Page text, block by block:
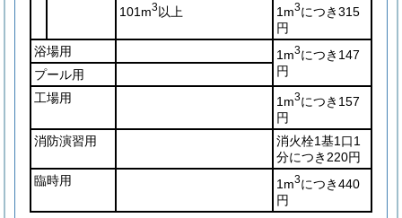
101m3以上 1m3につき315
円
浴場用
1m3につき147
円
プール用
工場用
1m3につき157
円
消防演習用
消火栓1基1口1
分につき220円
臨時用
1m3につき440
円